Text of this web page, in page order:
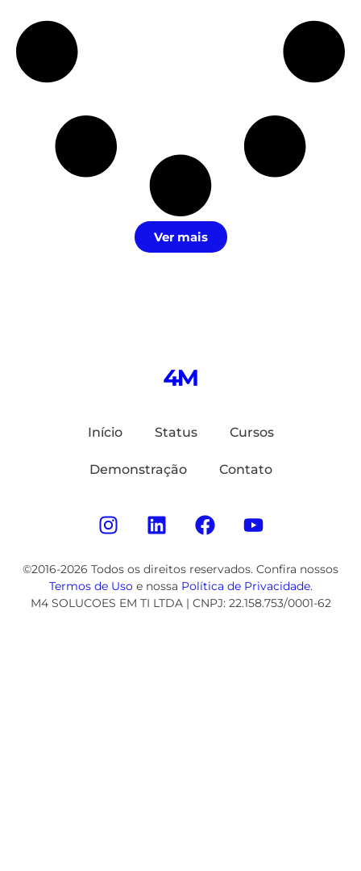
Ver mais
Início Status Cursos
Demonstração Contato
©2016-2026 Todos os direitos reservados. Confira nossos
Termos de Usoe nossa Política de Privacidade.
M4 SOLUCOES EM TI LTDA | CNPJ: 22.158.753/0001-62